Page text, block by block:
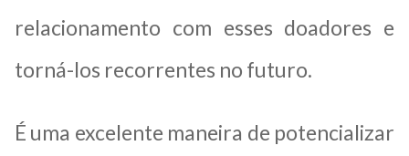
relacionamento com esses doadores e
torná-los recorrentes no futuro.
É uma excelente maneira de potencializar